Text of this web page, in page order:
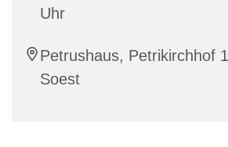
Uhr
Petrushaus, Petrikirchhof
Soest